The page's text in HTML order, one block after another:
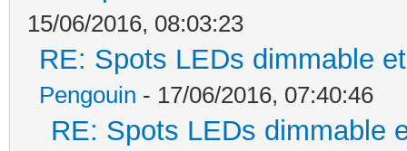
15/06/2016, 08:03:23
RE: Spots LEDs dimmable
Pengouin - 17/06/2016, 07:40:46
RE: Spots LEDs dimmable